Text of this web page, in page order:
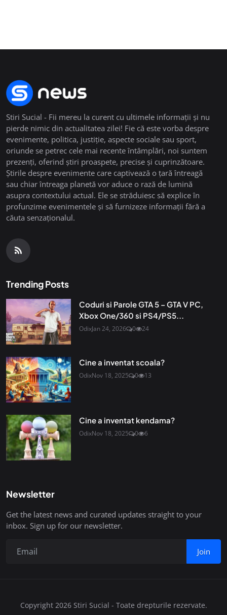
Stiri Sucial - Fii mereu la curent cu ultimele informații și nu
pierde nimic din actualitatea zilei! Fie că este vorba despre
evenimente, politica, justiție, aspecte sociale sau sport,
oriunde se petrec cele mai recente întâmplări, noi suntem
prezenți, oferind știri proaspete, precise și cuprinzătoare.
Știrile despre evenimente care captivează o țară întreagă
sau chiar întreaga planetă vor aduce o rază de lumină
asupra contextului actual. Ele se străduiesc să explice în
profunzime evenimentele și să furnizeze informații fără a
căuta senzaționalul.
Trending Posts
Coduri si Parole GTA 5 – GTA V PC,
Xbox One/360 si PS4/PS5...
OdixJan 24, 2026 0 24
Cine a inventat scoala?
OdixNov 18, 2025 0 13
Cine a inventat kendama?
OdixNov 18, 2025 0 6
Newsletter
Get the latest news and curated updates straight to your
inbox. Sign up for our newsletter.
Join
Copyright 2026 Stiri Sucial - Toate drepturile rezervate.